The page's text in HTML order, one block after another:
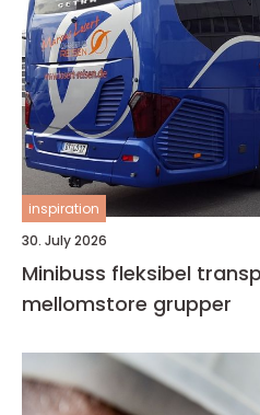
inspiration
30. July 2026
Minibuss fleksibel transport for små og
mellomstore grupper